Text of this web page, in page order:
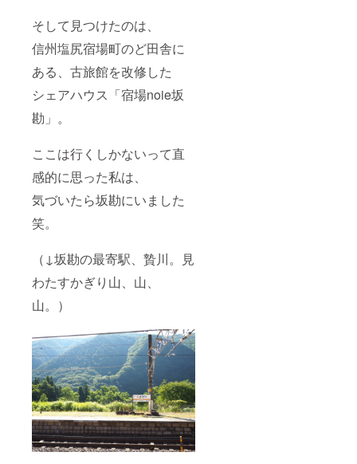
そして見つけたのは、
信州塩尻宿場町のど田舎に
ある、古旅館を改修した
シェアハウス「宿場noie坂
勘」。
ここは行くしかないって直
感的に思った私は、
気づいたら坂勘にいました
笑。
（↓坂勘の最寄駅、贄川。見
わたすかぎり山、山、
山。）